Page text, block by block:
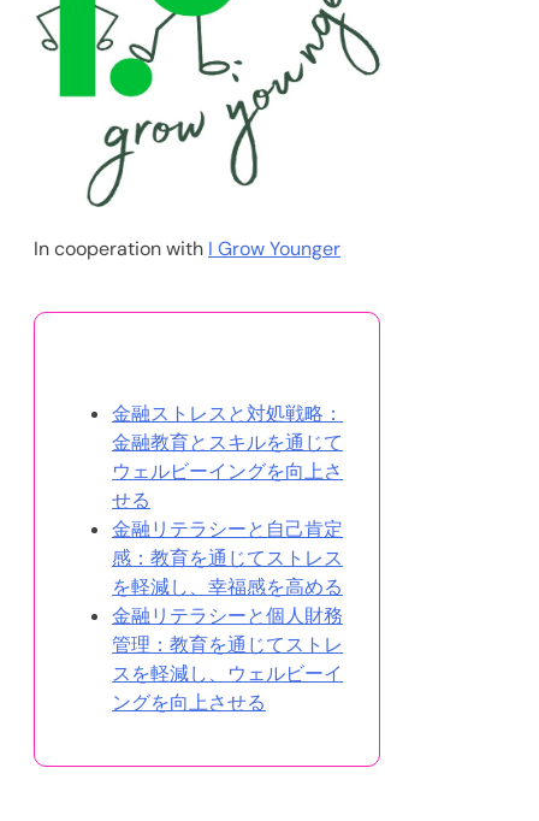
In cooperation with I Grow Younger
金融ストレスと対処戦略：
金融教育とスキルを通じて
ウェルビーイングを向上さ
せる
金融リテラシーと自己肯定
感：教育を通じてストレス
を軽減し、幸福感を高める
金融リテラシーと個人財務
管理：教育を通じてストレ
スを軽減し、ウェルビーイ
ングを向上させる